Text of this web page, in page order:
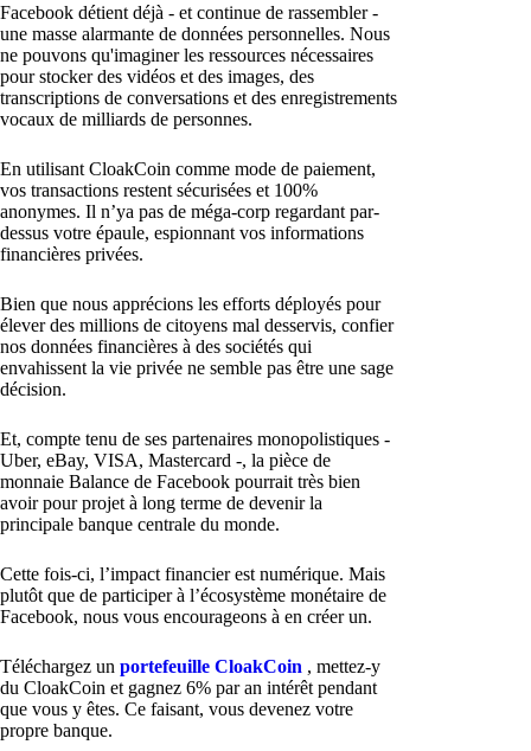
Facebook détient déjà - et continue de rassembler -
une masse alarmante de données personnelles. Nous
ne pouvons qu'imaginer les ressources nécessaires
pour stocker des vidéos et des images, des
transcriptions de conversations et des enregistrements
vocaux de milliards de personnes.
En utilisant CloakCoin comme mode de paiement,
vos transactions restent sécurisées et 100%
anonymes. Il n’ya pas de méga-corp regardant par-
dessus votre épaule, espionnant vos informations
financières privées.
Bien que nous apprécions les efforts déployés pour
élever des millions de citoyens mal desservis, confier
nos données financières à des sociétés qui
envahissent la vie privée ne semble pas être une sage
décision.
Et, compte tenu de ses partenaires monopolistiques -
Uber, eBay, VISA, Mastercard -, la pièce de
monnaie Balance de Facebook pourrait très bien
avoir pour projet à long terme de devenir la
principale banque centrale du monde.
Cette fois-ci, l’impact financier est numérique. Mais
plutôt que de participer à l’écosystème monétaire de
Facebook, nous vous encourageons à en créer un.
Téléchargez un portefeuille CloakCoin , mettez-y
du CloakCoin et gagnez 6% par an intérêt pendant
que vous y êtes. Ce faisant, vous devenez votre
propre banque.